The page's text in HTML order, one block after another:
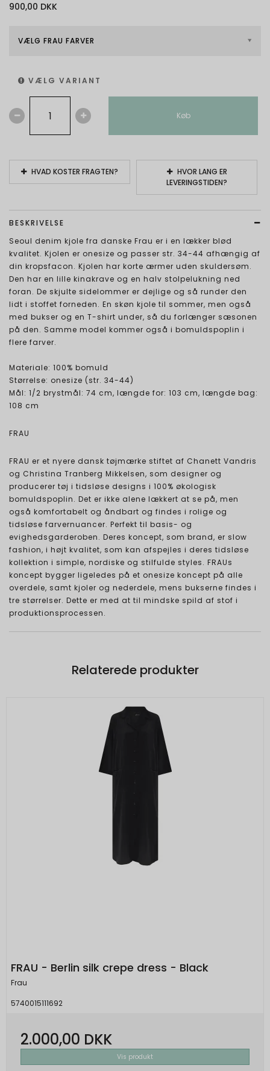
900,00 DKK
VÆLG FRAU FARVER
VÆLG VARIANT
Køb
HVAD KOSTER FRAGTEN?
HVOR LANG ER
LEVERINGSTIDEN?
BESKRIVELSE
Seoul denim kjole fra danske Frau er i en lækker blød
kvalitet. Kjolen er onesize og passer str. 34-44 afhængig af
din kropsfacon. Kjolen har korte ærmer uden skuldersøm.
Den har en lille kinakrave og en halv stolpelukning ned
foran. De skjulte sidelommer er dejlige og så runder den
lidt i stoffet forneden. En skøn kjole til sommer, men også
med bukser og en T-shirt under, så du forlænger sæsonen
på den. Samme model kommer også i bomuldspoplin i
flere farver.
Materiale: 100% bomuld
Størrelse: onesize (str. 34-44)
Mål: 1/2 brystmål: 74 cm, længde for: 103 cm, længde bag:
108 cm
FRAU
FRAU er et nyere dansk tøjmærke stiftet af Chanett Vandris
og Christina Tranberg Mikkelsen, som designer og
producerer tøj i tidsløse designs i 100% økologisk
bomuldspoplin. Det er ikke alene lækkert at se på, men
også komfortabelt og åndbart og findes i rolige og
tidsløse farvernuancer. Perfekt til basis- og
evighedsgarderoben. Deres koncept, som brand, er slow
fashion, i højt kvalitet, som kan afspejles i deres tidsløse
kollektion i simple, nordiske og stilfulde styles. FRAUs
koncept bygger ligeledes på et onesize koncept på alle
overdele, samt kjoler og nederdele, mens bukserne findes i
tre størrelser. Dette er med at til mindske spild af stof i
produktionsprocessen.
Relaterede produkter
FRAU - Berlin silk crepe dress - Black
Frau
5740015111692
2.000,00 DKK
Vis produkt